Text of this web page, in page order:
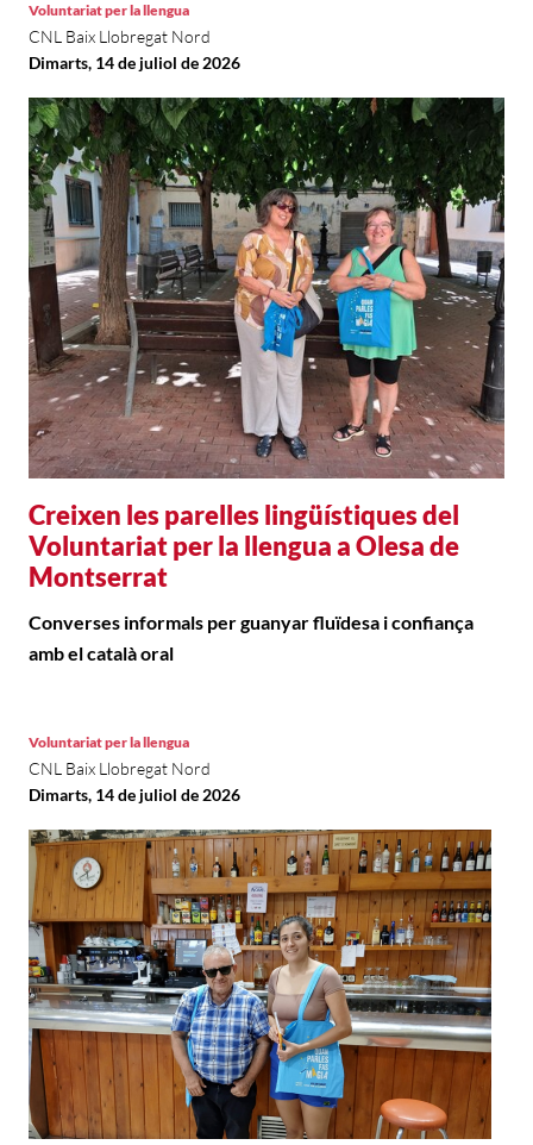
Creixen les parelles lingüístiques del
Voluntariat per la llengua a Olesa de
Montserrat
Voluntariat per la llengua
CNL Baix Llobregat Nord
Dimarts, 14 de juliol de 2026
Converses informals per guanyar fluïdesa i confiança
amb el català oral
Voluntariat per la llengua
CNL Baix Llobregat Nord
Dimarts, 14 de juliol de 2026